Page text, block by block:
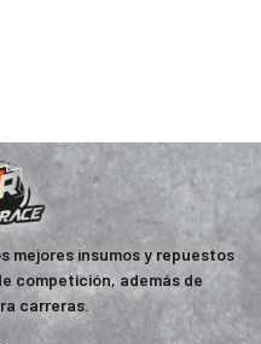
mejores insumos y repuestos
competición, además de
carreras.